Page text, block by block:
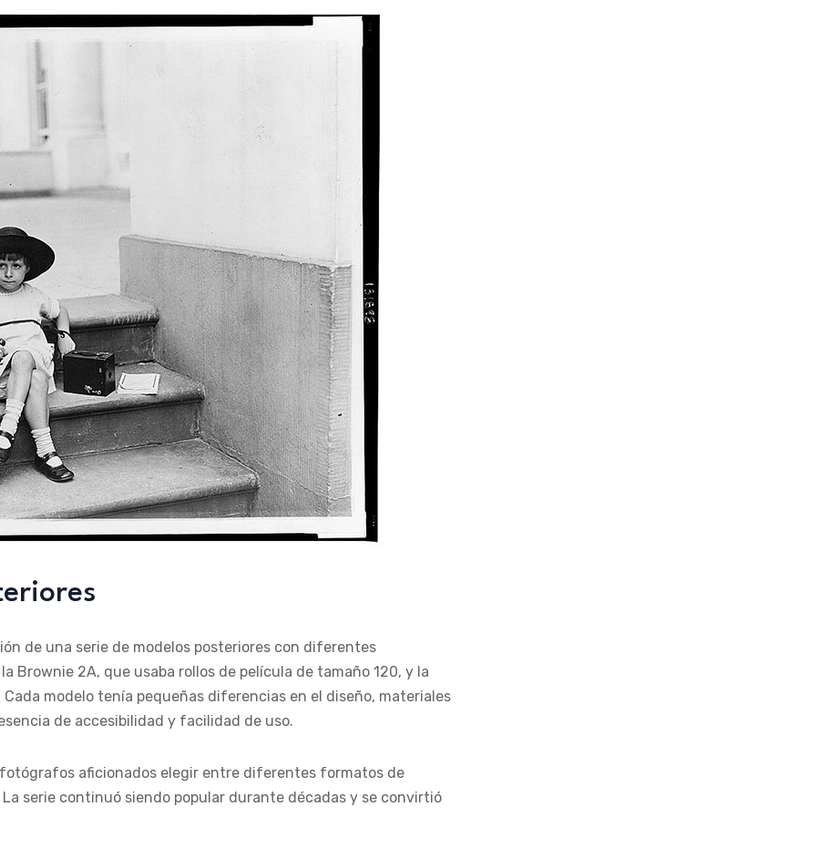
de una serie de modelos posteriores con diferentes
Brownie 2A, que usaba rollos de película de tamaño 120, y la
modelo tenía pequeñas diferencias en el diseño, materiales
de accesibilidad y facilidad de uso.
aficionados elegir entre diferentes formatos de
serie continuó siendo popular durante décadas y se convirtió